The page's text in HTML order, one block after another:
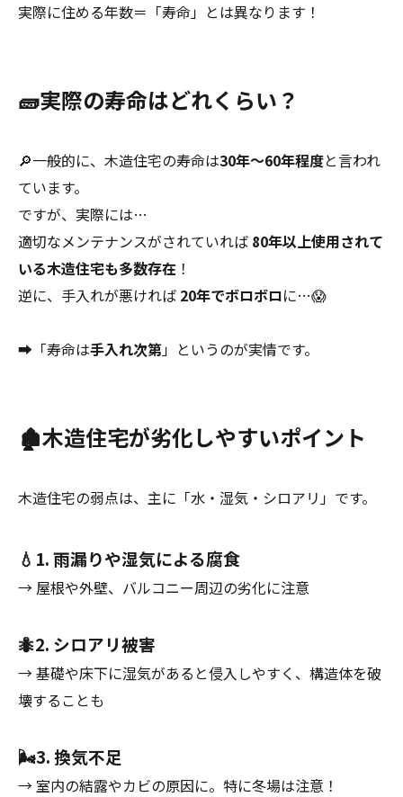
実際に住める年数＝「寿命」とは異なります！
🧱実際の寿命はどれくらい？
🔎一般的に、木造住宅の寿命は30年〜60年程度と言われ
ています。
ですが、実際には…
適切なメンテナンスがされていれば 80年以上使用されて
いる木造住宅も多数存在 ！
逆に、手入れが悪ければ 20年でボロボロに…😱
➡「寿命は手入れ次第」というのが実情です。
🏚️木造住宅が劣化しやすいポイント
木造住宅の弱点は、主に「水・湿気・シロアリ」です。
💧1. 雨漏りや湿気による腐食
→ 屋根や外壁、バルコニー周辺の劣化に注意
🐜2. シロアリ被害
→ 基礎や床下に湿気があると侵入しやすく、構造体を破
壊することも
🌬3. 換気不足
→ 室内の結露やカビの原因に。特に冬場は注意！